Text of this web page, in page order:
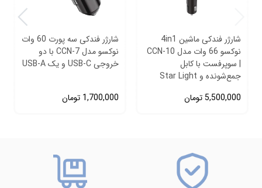
شارژر فندکی ماشین 4in1
نوکسو 66 وات مدل CCN‑10
| سوپرفست با کابل
جمع‌شونده و Star Light
5,500,000تومان
شارژر فندکی سه پورت 60 وات
نوکسو مدل CCN-7 با دو
خروجی USB-C و یک USB-A
1,700,000 تومان